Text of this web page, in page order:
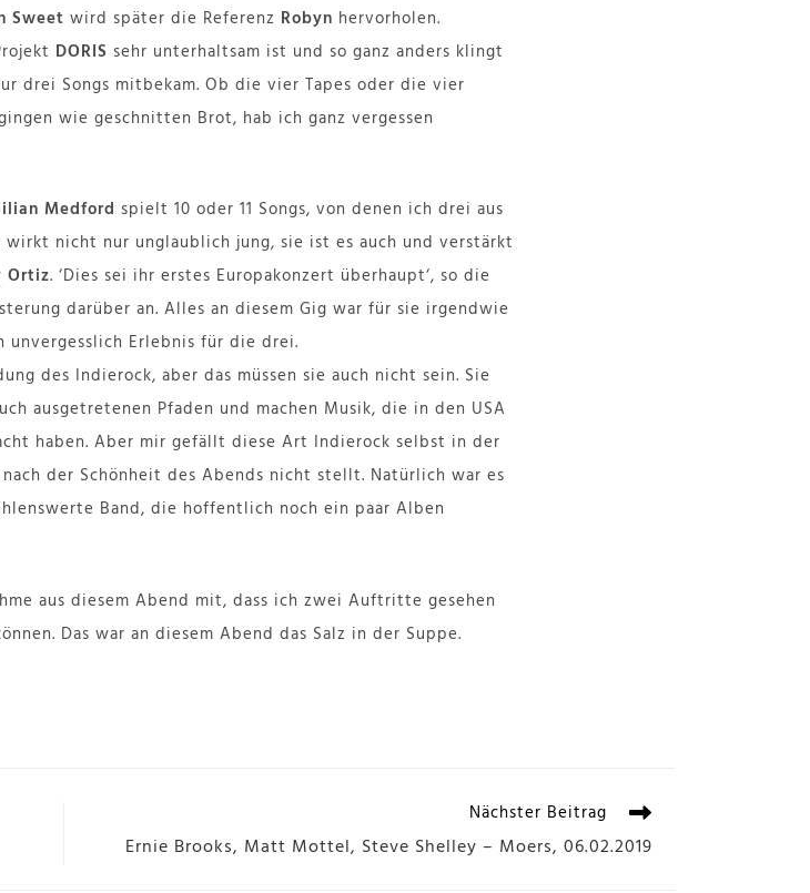
Sweet wird später die Referenz Robyn hervorholen.
DORIS sehr unterhaltsam ist und so ganz anders klingt
drei Songs mitbekam. Ob die vier Tapes oder die vier
wie geschnitten Brot, hab ich ganz vergessen
Medford spielt 10 oder 11 Songs, von denen ich drei aus
wirkt nicht nur unglaublich jung, sie ist es auch und verstärkt
Ortiz. ‘Dies sei ihr erstes Europakonzert überhaupt‘, so die
darüber an. Alles an diesem Gig war für sie irgendwie
Erlebnis für die drei.
des Indierock, aber das müssen sie auch nicht sein. Sie
ausgetretenen Pfaden und machen Musik, die in den USA
haben. Aber mir gefällt diese Art Indierock selbst in der
der Schönheit des Abends nicht stellt. Natürlich war es
Band, die hoffentlich noch ein paar Alben
aus diesem Abend mit, dass ich zwei Auftritte gesehen
Das war an diesem Abend das Salz in der Suppe.
Nächster Beitrag
Ernie Brooks, Matt Mottel, Steve Shelley – Moers, 06.02.2019